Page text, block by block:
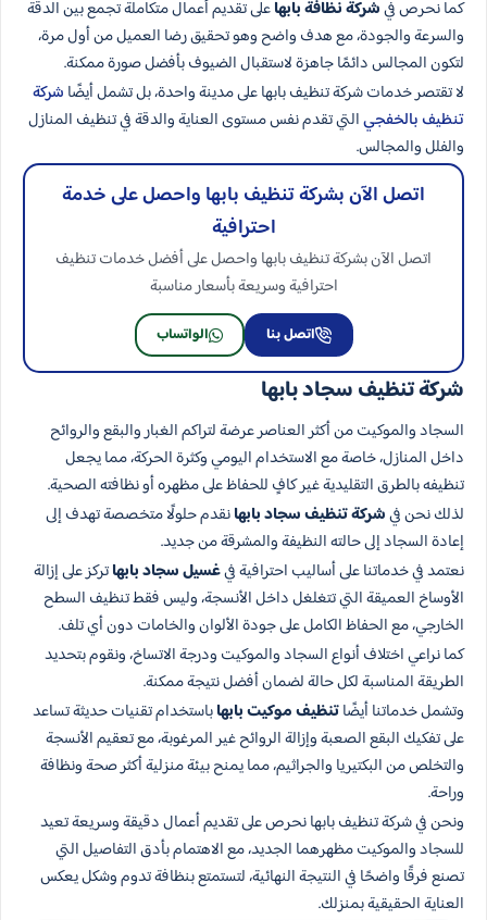
كما نحرص فيشركة نظافة بابهاعلى تقديم أعمال متكاملة تجمع بين الدقة
والسرعة والجودة، مع هدف واضح وهو تحقيق رضا العميل من أول مرة،
لتكون المجالس دائمًا جاهزة لاستقبال الضيوف بأفضل صورة ممكنة.
لا تقتصر خدمات شركة تنظيف بابها على مدينة واحدة، بل تشمل أيضًا شركة
تنظيف بالخفجيالتي تقدم نفس مستوى العناية والدقة في تنظيف المنازل
والفلل والمجالس.
اتصل الآن بشركة تنظيف بابها واحصل على خدمة
احترافية
اتصل الآن بشركة تنظيف بابها واحصل على أفضل خدمات تنظيف
احترافية وسريعة بأسعار مناسبة
اتصل بنا الواتساب
شركة تنظيف سجاد بابها
السجاد والموكيت من أكثر العناصر عرضة لتراكم الغبار والبقع والروائح
داخل المنازل، خاصة مع الاستخدام اليومي وكثرة الحركة، مما يجعل
تنظيفه بالطرق التقليدية غير كافٍ للحفاظ على مظهره أو نظافته الصحية.
لذلك نحن فيشركة تنظيف سجاد بابهانقدم حلولًا متخصصة تهدف إلى
إعادة السجاد إلى حالته النظيفة والمشرقة من جديد.
نعتمد في خدماتنا على أساليب احترافية فيغسيل سجاد بابهاتركز على إزالة
الأوساخ العميقة التي تتغلغل داخل الأنسجة، وليس فقط تنظيف السطح
الخارجي، مع الحفاظ الكامل على جودة الألوان والخامات دون أي تلف.
كما نراعي اختلاف أنواع السجاد والموكيت ودرجة الاتساخ، ونقوم بتحديد
الطريقة المناسبة لكل حالة لضمان أفضل نتيجة ممكنة.
وتشمل خدماتنا أيضًاتنظيف موكيت بابهاباستخدام تقنيات حديثة تساعد
على تفكيك البقع الصعبة وإزالة الروائح غير المرغوبة، مع تعقيم الأنسجة
والتخلص من البكتيريا والجراثيم، مما يمنح بيئة منزلية أكثر صحة ونظافة
وراحة.
ونحن في شركة تنظيف بابها نحرص على تقديم أعمال دقيقة وسريعة تعيد
للسجاد والموكيت مظهرهما الجديد، مع الاهتمام بأدق التفاصيل التي
تصنع فرقًا واضحًا في النتيجة النهائية، لتستمتع بنظافة تدوم وشكل يعكس
العناية الحقيقية بمنزلك.